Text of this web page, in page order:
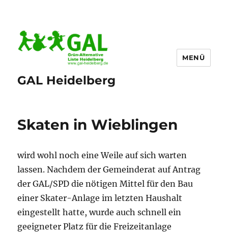
GAL Heidelberg
MENÜ
Skaten in Wieblingen
wird wohl noch eine Weile auf sich warten
lassen. Nachdem der Gemeinderat auf Antrag
der GAL/SPD die nötigen Mittel für den Bau
einer Skater-Anlage im letzten Haushalt
eingestellt hatte, wurde auch schnell ein
geeigneter Platz für die Freizeitanlage